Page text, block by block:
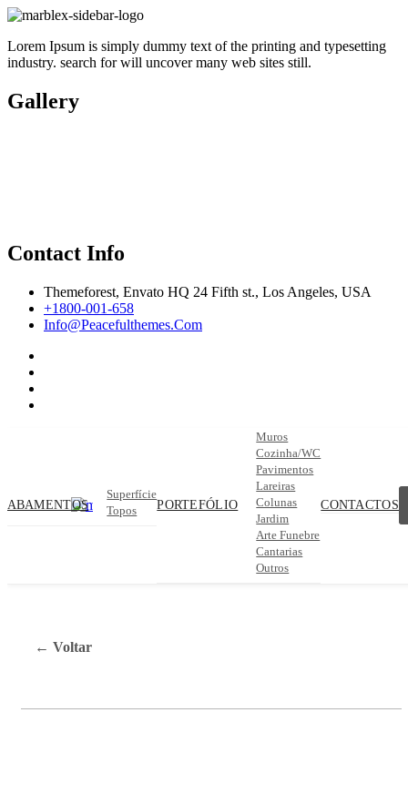
Lorem Ipsum is simply dummy text of the printing and typesetting
industry. search for will uncover many web sites still.
Gallery
Contact Info
Themeforest, Envato HQ 24 Fifth st., Los Angeles, USA
+1800-001-658
Info@Peacefulthemes.Com
Superfície
Topos
PORTEFÓLIO
Muros
Cozinha/WC
Pavimentos
Lareiras
Colunas
Jardim
Arte Funebre
Cantarias
Outros
CONTACTOS
← Voltar